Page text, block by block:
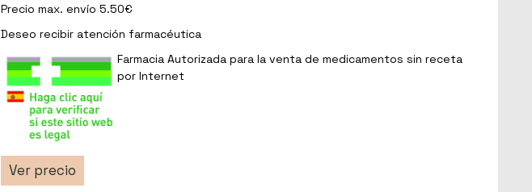
Precio max. envío 5.50€
Deseo recibir atención farmacéutica
Farmacia Autorizada para la venta de medicamentos sin receta
por Internet
Ver precio